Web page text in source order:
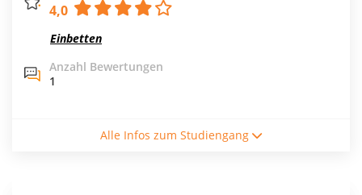
4,0
Einbetten
Anzahl Bewertungen
1
Alle Infos zum Studiengang